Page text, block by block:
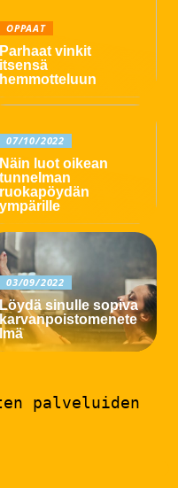
OPPAAT
Parhaat vinkit
itsensä
hemmotteluun
07/10/2022
Näin luot oikean
tunnelman
ruokapöydän
ympärille
03/09/2022
Löydä sinulle sopiva
karvanpoistomenete
lmä
palveluiden